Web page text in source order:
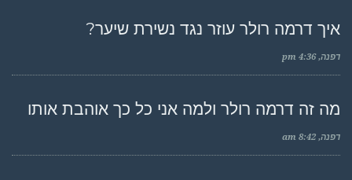
איך דרמה רולר עוזר נגד נשירת שיער?
דפנה 4:36 pm
מה זה דרמה רולר ולמה אני כל כך אוהבת אותו
דפנה 8:42 am